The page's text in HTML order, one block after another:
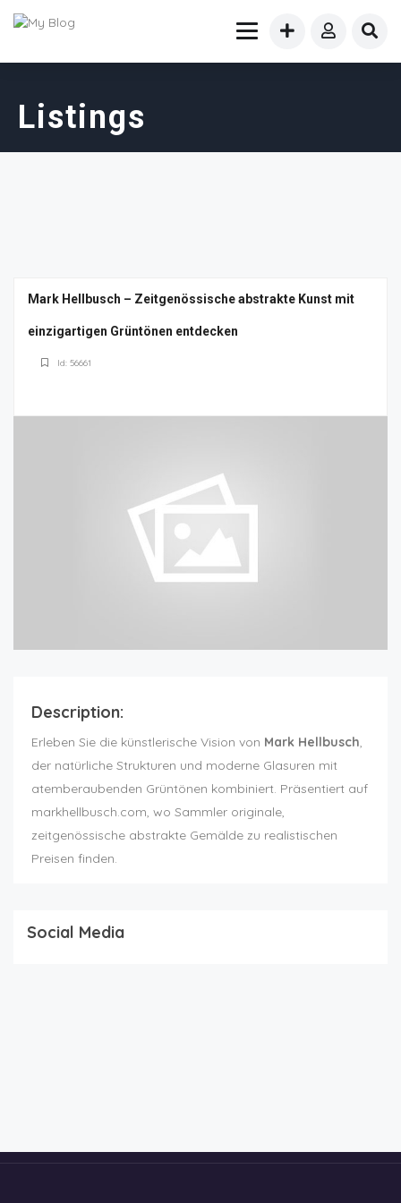
Listings
Mark Hellbusch – Zeitgenössische abstrakte Kunst mit
einzigartigen Grüntönen entdecken
Id: 56661
Description:
Erleben Sie die künstlerische Vision von Mark Hellbusch,
der natürliche Strukturen und moderne Glasuren mit
atemberaubenden Grüntönen kombiniert. Präsentiert auf
markhellbusch.com, wo Sammler originale,
zeitgenössische abstrakte Gemälde zu realistischen
Preisen finden.
Social Media